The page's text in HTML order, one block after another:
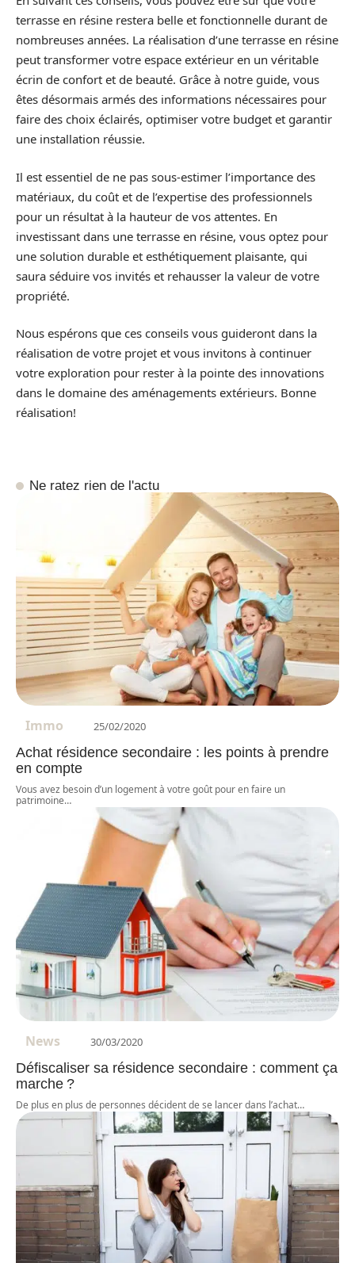
terrasse en résine restera belle et fonctionnelle durant de
nombreuses années. La réalisation d’une terrasse en résine
peut transformer votre espace extérieur en un véritable
écrin de confort et de beauté. Grâce à notre guide, vous
êtes désormais armés des informations nécessaires pour
faire des choix éclairés, optimiser votre budget et garantir
une installation réussie.
Il est essentiel de ne pas sous-estimer l’importance des
matériaux, du coût et de l’expertise des professionnels
pour un résultat à la hauteur de vos attentes. En
investissant dans une terrasse en résine, vous optez pour
une solution durable et esthétiquement plaisante, qui
saura séduire vos invités et rehausser la valeur de votre
propriété.
Nous espérons que ces conseils vous guideront dans la
réalisation de votre projet et vous invitons à continuer
votre exploration pour rester à la pointe des innovations
dans le domaine des aménagements extérieurs. Bonne
réalisation!
Ne ratez rien de l'actu
Immo 25/02/2020
Achat résidence secondaire : les points à prendre
en compte
Vous avez besoin d’un logement à votre goût pour en faire un
patrimoine…
News 30/03/2020
Défiscaliser sa résidence secondaire : comment ça
marche ?
De plus en plus de personnes décident de se lancer dans l’achat…